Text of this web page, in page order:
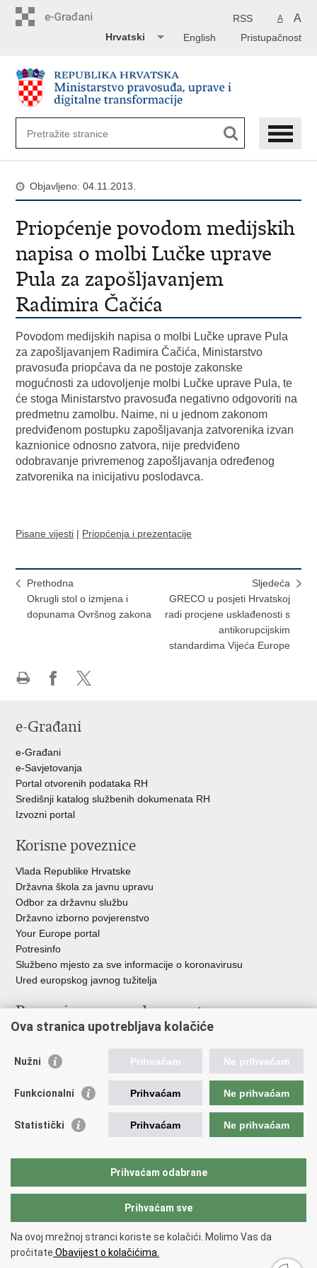
A A
RSS
Pristupačnost
English
Hrvatski
Objavljeno: 04.11.2013.
Priopćenje povodom medijskih
napisa o molbi Lučke uprave
Pula za zapošljavanjem
Radimira Čačića
Povodom medijskih napisa o molbi Lučke uprave Pula
za zapošljavanjem Radimira Čačića, Ministarstvo
pravosuđa priopćava da ne postoje zakonske
mogućnosti za udovoljenje molbi Lučke uprave Pula, te
će stoga Ministarstvo pravosuđa negativno odgovoriti na
predmetnu zamolbu. Naime, ni u jednom zakonom
predviđenom postupku zapošljavanja zatvorenika izvan
kaznionice odnosno zatvora, nije predviđeno
odobravanje privremenog zapošljavanja određenog
zatvorenika na inicijativu poslodavca.
Pisane vijesti | Priopćenja i prezentacije
Prethodna
Okrugli stol o izmjena i
dopunama Ovršnog zakona
Sljedeća
GRECO u posjeti Hrvatskoj
radi procjene usklađenosti s
antikorupcijskim
standardima Vijeća Europe
FacebookuTwitteru
e-Građani
e-Građani
e-Savjetovanja
Portal otvorenih podataka RH
Središnji katalog službenih dokumenata RH
Izvozni portal
Korisne poveznice
Vlada Republike Hrvatske
Državna škola za javnu upravu
Odbor za državnu službu
Državno izborno povjerenstvo
Your Europe portal
Potresinfo
Službeno mjesto za sve informacije o koronavirusu
Ured europskog javnog tužitelja
Poveznice pravosudnog sustava
Državno odvjetništvo
Ured za suzbijanje korupcije i organiziranog kriminaliteta
Državnoodvjetničko vijeće
Hrvatska odvjetnička komora
Europski pravosudni portal
Copyright © 2026 Ministarstvo pravosuđa, uprave i digitalne
transformacije Republike Hrvatske.
pristupačnosti.
Ova stranica upotrebljava kolačiće
Nužni Prihvaćam Ne prihvaćam
Funkcionalni Prihvaćam Ne prihvaćam
Statistički Prihvaćam Ne prihvaćam
Prihvaćam odabrane
Prihvaćam sve
Na ovoj mrežnoj stranci koriste se kolačići. Molimo Vas da
pročitate Obavijest o kolačićima.